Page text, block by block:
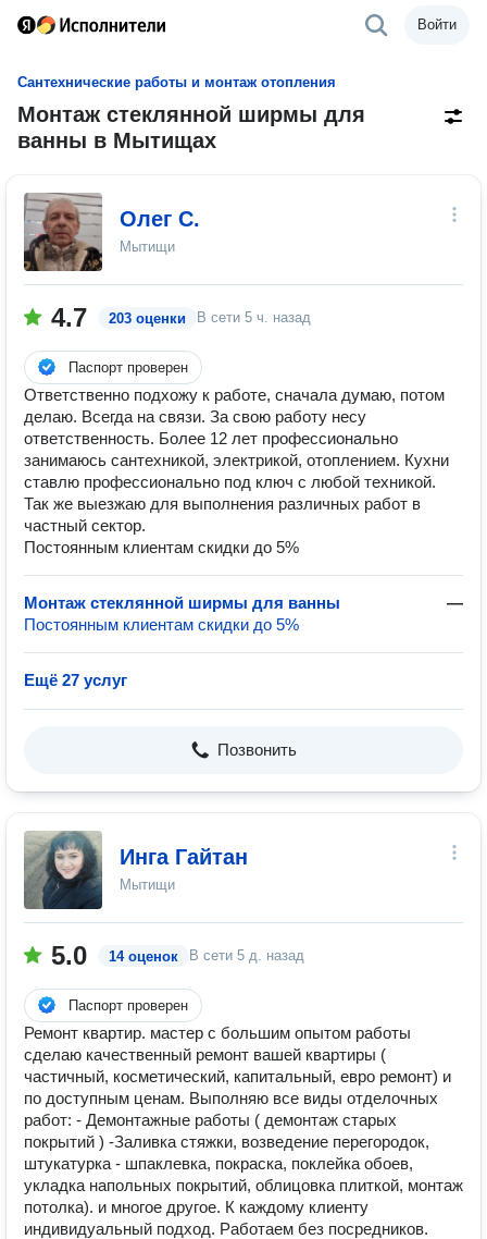
Войти
Сантехнические работы и монтаж отопления
Монтаж стеклянной ширмы для
ванны в Мытищах
Олег С.
Мытищи
4.7 203 оценки В сети 5 ч. назад
Паспорт проверен
Ответственно подхожу к работе, сначала думаю, потом
делаю. Всегда на связи. За свою работу несу
ответственность. Более 12 лет профессионально
занимаюсь сантехникой, электрикой, отоплением. Кухни
ставлю профессионально под ключ с любой техникой.
Так же выезжаю для выполнения различных работ в
частный сектор.
Постоянным клиентам скидки до 5%
Монтаж стеклянной ширмы для ванны
—
Постоянным клиентам скидки до 5%
Ещё 27 услуг
Позвонить
Инга Гайтан
Мытищи
5.0 14 оценок В сети 5 д. назад
Паспорт проверен
Ремонт квартир. мастер с большим опытом работы
сделаю качественный ремонт вашей квартиры (
частичный, косметический, капитальный, евро ремонт) и
по доступным ценам. Выполняю все виды отделочных
работ: - Демонтажные работы ( демонтаж старых
покрытий ) -Заливка стяжки, возведение перегородок,
штукатурка - шпаклевка, покраска, поклейка обоев,
укладка напольных покрытий, облицовка плиткой, монтаж
потолка). и многое другое. К каждому клиенту
индивидуальный подход. Работаем без посредников.